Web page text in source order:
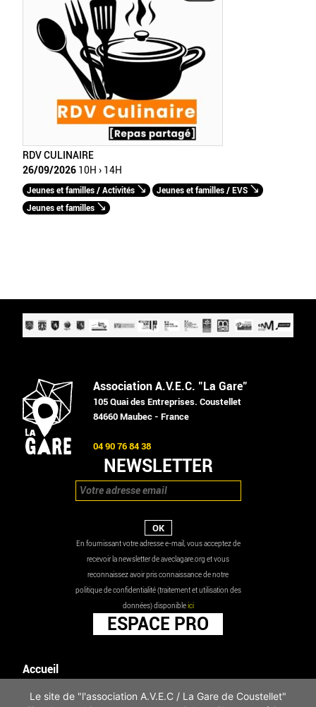
RDV CULINAIRE
26/09/2026 10H › 14H
Jeunes et familles / Activités
Jeunes et familles / EVS
Jeunes et familles
Association A.V.E.C. "La Gare"
105 Quai des Entreprises. Coustellet
84660 Maubec - France
04 90 76 84 38
NEWSLETTER
En fournissant votre adresse e-mail, vous acceptez de
recevoir la newsletter de aveclagare.org et vous
reconnaissez avoir pris connaissance de notre
politique de confidentialité (traitement et utilisation des
données) disponibleici
ESPACE PRO
Accueil
Les actualités
Le site de "l'association A.V.E.C / La Gare de Coustellet"